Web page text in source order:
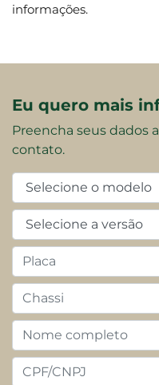
informações.
Eu quero mais
Preencha seus dados
contato.